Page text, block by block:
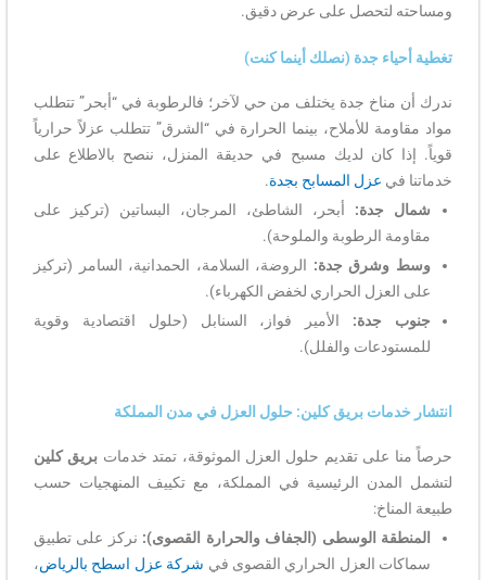
ومساحته لتحصل على عرض دقيق.
تغطية أحياء جدة (نصلك أينما كنت)
ندرك أن مناخ جدة يختلف من حي لآخر؛ فالرطوبة في “أبحر” تتطلب
مواد مقاومة للأملاح، بينما الحرارة في “الشرق” تتطلب عزلاً حرارياً
قوياً. إذا كان لديك مسبح في حديقة المنزل، ننصح بالاطلاع على
خدماتنا في عزل المسابح بجدة.
شمال جدة: أبحر، الشاطئ، المرجان، البساتين (تركيز على
مقاومة الرطوبة والملوحة).
وسط وشرق جدة: الروضة، السلامة، الحمدانية، السامر (تركيز
على العزل الحراري لخفض الكهرباء).
جنوب جدة: الأمير فواز، السنابل (حلول اقتصادية وقوية
للمستودعات والفلل).
انتشار خدمات بريق كلين: حلول العزل في مدن المملكة
حرصاً منا على تقديم حلول العزل الموثوقة، تمتد خدمات بريق كلين
لتشمل المدن الرئيسية في المملكة، مع تكييف المنهجيات حسب
طبيعة المناخ:
المنطقة الوسطى (الجفاف والحرارة القصوى): نركز على تطبيق
سماكات العزل الحراري القصوى في شركة عزل اسطح بالرياض،